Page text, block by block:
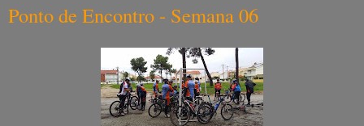
Ponto de Encontro - Semana 06